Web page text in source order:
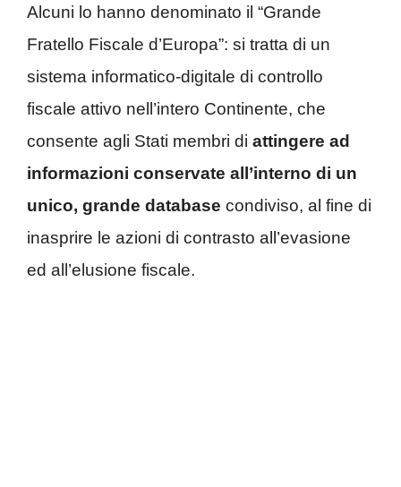
Alcuni lo hanno denominato il “Grande
Fratello Fiscale d’Europa”: si tratta di un
sistema informatico-digitale di controllo
fiscale attivo nell’intero Continente, che
consente agli Stati membri di attingere ad
informazioni conservate all’interno di un
unico, grande database condiviso, al fine di
inasprire le azioni di contrasto all’evasione
ed all’elusione fiscale.